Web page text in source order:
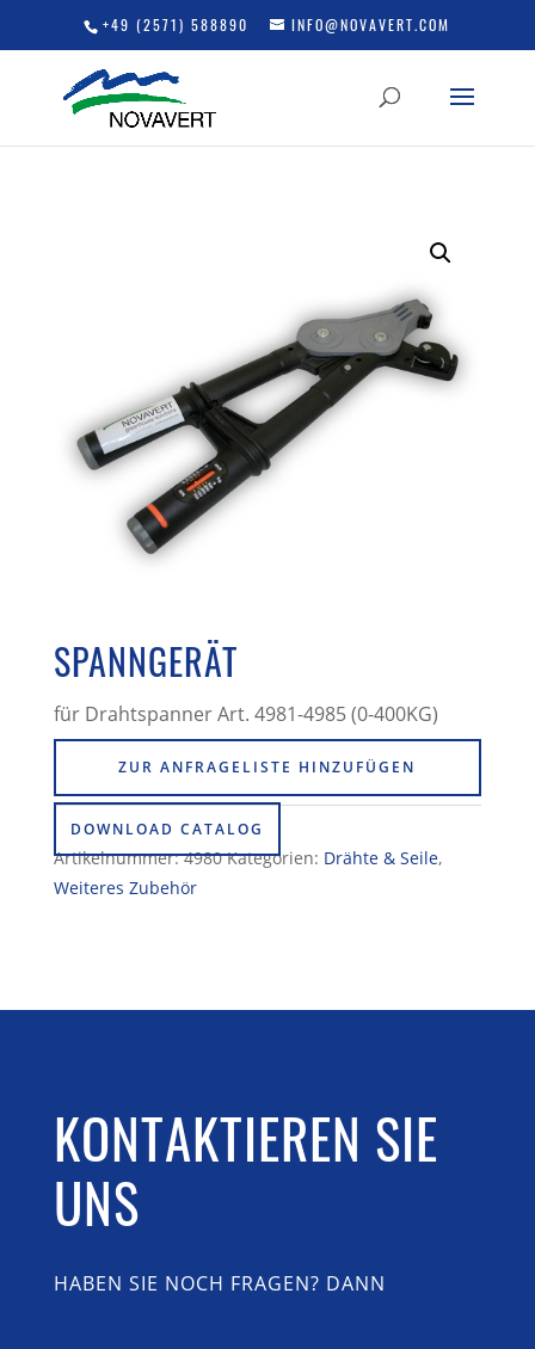
+49 (2571) 588890 INFO@NOVAVERT.COM
SPANNGERÄT
für Drahtspanner Art. 4981-4985 (0-400KG)
ZUR ANFRAGELISTE HINZUFÜGEN
DOWNLOAD CATALOG
Artikelnummer:4980 Kategorien: Drähte & Seile,
Weiteres Zubehör
KONTAKTIEREN SIE
UNS
HABEN SIE NOCH FRAGEN? DANN